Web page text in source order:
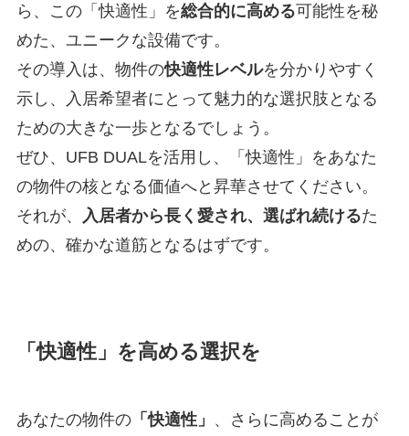
ら、この「快適性」を総合的に高める可能性を秘
めた、ユニークな設備です。
その導入は、物件の快適性レベルを分かりやすく
示し、入居希望者にとって魅力的な選択肢となる
ための大きな一歩となるでしょう。
ぜひ、UFB DUALを活用し、「快適性」をあなた
の物件の核となる価値へと昇華させてください。
それが、
入居者から長く愛され、選ばれ続けるた
めの、確かな道筋となるはずです。
「快適性」を高める選択を
あなたの物件の「快適性」 、さらに高めることが